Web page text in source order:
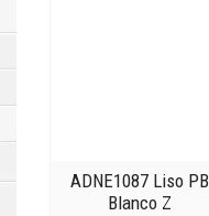
ADNE1087 Liso PB
Blanco Z